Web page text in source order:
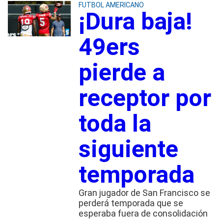
FUTBOL AMERICANO
¡Dura baja!
49ers
pierde a
receptor por
toda la
siguiente
temporada
Gran jugador de San Francisco se
perderá temporada que se
esperaba fuera de consolidación